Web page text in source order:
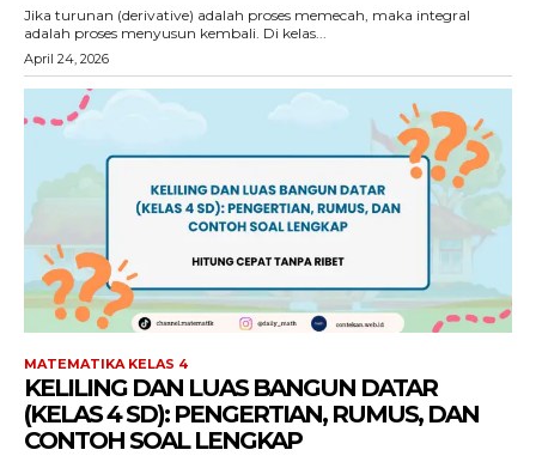
Jika turunan (derivative) adalah proses memecah, maka integral
adalah proses menyusun kembali. Di kelas...
April 24, 2026
MATEMATIKA KELAS 4
KELILING DAN LUAS BANGUN DATAR
(KELAS 4 SD): PENGERTIAN, RUMUS, DAN
CONTOH SOAL LENGKAP